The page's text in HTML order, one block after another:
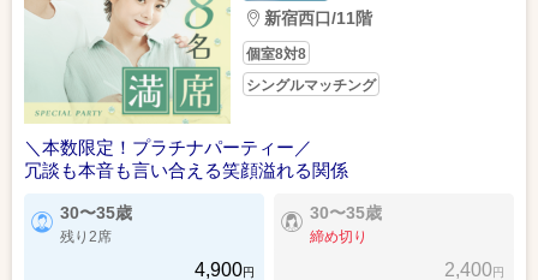
新宿西口/11階
個室8対8
シングルマッチング
＼本数限定！プラチナパーティー／
冗談も本音も言い合える笑顔溢れる関係
30〜35歳
残り2席
4,900円
30〜35歳
締め切り
2,400円